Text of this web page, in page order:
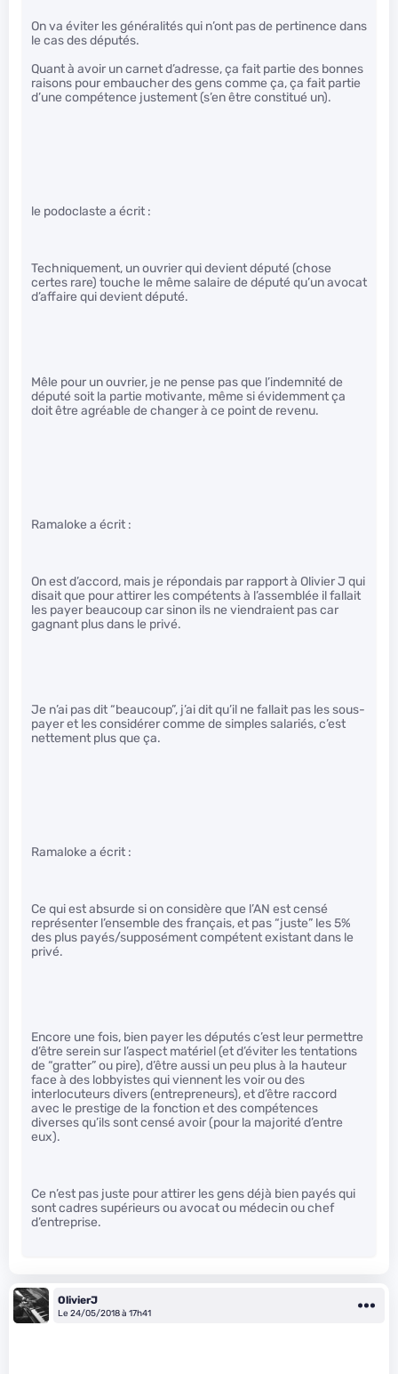
On va éviter les généralités qui n’ont pas de pertinence dans
le cas des députés.
Quant à avoir un carnet d’adresse, ça fait partie des bonnes
raisons pour embaucher des gens comme ça, ça fait partie
d’une compétence justement (s’en être constitué un).
le podoclaste a écrit :
Techniquement, un ouvrier qui devient député (chose
certes rare) touche le même salaire de député qu’un avocat
d’affaire qui devient député.
Mêle pour un ouvrier, je ne pense pas que l’indemnité de
député soit la partie motivante, même si évidemment ça
doit être agréable de changer à ce point de revenu.
Ramaloke a écrit :
On est d’accord, mais je répondais par rapport à Olivier J qui
disait que pour attirer les compétents à l’assemblée il fallait
les payer beaucoup car sinon ils ne viendraient pas car
gagnant plus dans le privé.
Je n’ai pas dit “beaucoup”, j’ai dit qu’il ne fallait pas les sous-
payer et les considérer comme de simples salariés, c’est
nettement plus que ça.
Ramaloke a écrit :
Ce qui est absurde si on considère que l’AN est censé
représenter l’ensemble des français, et pas “juste” les 5%
des plus payés/supposément compétent existant dans le
privé.
Encore une fois, bien payer les députés c’est leur permettre
d’être serein sur l’aspect matériel (et d’éviter les tentations
de “gratter” ou pire), d’être aussi un peu plus à la hauteur
face à des lobbyistes qui viennent les voir ou des
interlocuteurs divers (entrepreneurs), et d’être raccord
avec le prestige de la fonction et des compétences
diverses qu’ils sont censé avoir (pour la majorité d’entre
eux).
Ce n’est pas juste pour attirer les gens déjà bien payés qui
sont cadres supérieurs ou avocat ou médecin ou chef
d’entreprise.
OlivierJ
Le 24/05/2018 à 17h41